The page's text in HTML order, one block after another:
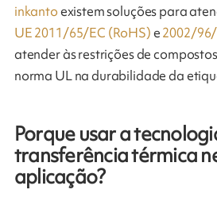
inkantoexistem soluções para
UE 2011/65/EC (RoHS)e2002/
atender às restrições de
norma UL na durabilidade da
Porque usar a
transferência térmica
aplicação?